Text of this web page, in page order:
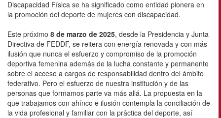
Discapacidad Física se ha significado como entidad pionera en
la promoción del deporte de mujeres con discapacidad.
Este próximo 8 de marzo de 2025, desde la Presidencia y Junta
Directiva de FEDDF, se reitera con energía renovada y con más
ilusión que nunca el esfuerzo y compromiso de la promoción
deportiva femenina además de la lucha constante y permanente
sobre el acceso a cargos de responsabilidad dentro del ámbito
federativo. Pero el esfuerzo de nuestra institución y de las
personas que formamos parte va más allá. La propuesta en la
que trabajamos con ahínco e ilusión contempla la conciliación de
la vida profesional y familiar con la práctica del deporte, así